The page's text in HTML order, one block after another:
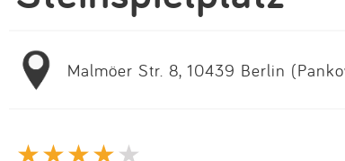
Malmöer Str. 8, 10439 Berlin